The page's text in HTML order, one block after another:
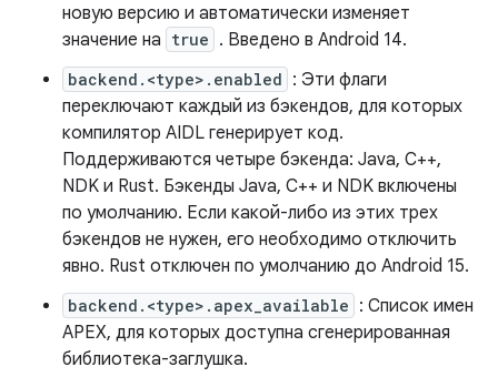
новую версию и автоматически изменяет
значение на true . Введено в Android 14.
backend.<type>.enabled : Эти флаги
переключают каждый из бэкендов, для которых
компилятор AIDL генерирует код.
Поддерживаются четыре бэкенда: Java, C++,
NDK и Rust. Бэкенды Java, C++ и NDK включены
по умолчанию. Если какой-либо из этих трех
бэкендов не нужен, его необходимо отключить
явно. Rust отключен по умолчанию до Android 15.
backend.<type>.apex_available : Список имен
APEX, для которых доступна сгенерированная
библиотека-заглушка.